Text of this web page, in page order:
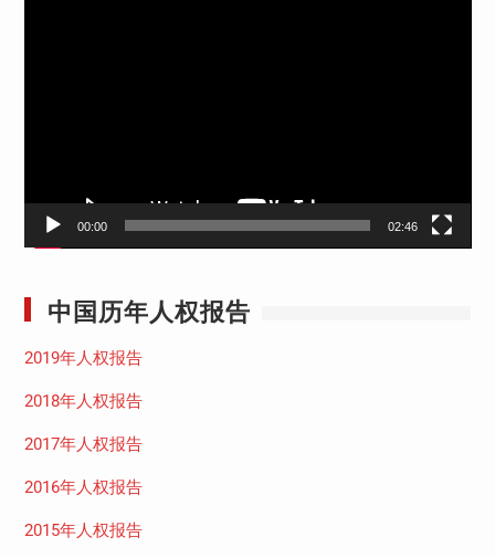
00:00 02:46
中国历年人权报告
2019年人权报告
2018年人权报告
2017年人权报告
2016年人权报告
2015年人权报告